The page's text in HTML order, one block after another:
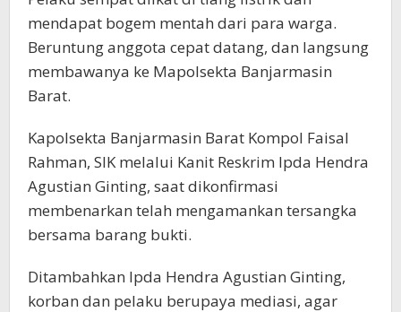
mendapat bogem mentah dari para warga.
Beruntung anggota cepat datang, dan langsung
membawanya ke Mapolsekta Banjarmasin
Barat.
Kapolsekta Banjarmasin Barat Kompol Faisal
Rahman, SIK melalui Kanit Reskrim Ipda Hendra
Agustian Ginting, saat dikonfirmasi
membenarkan telah mengamankan tersangka
bersama barang bukti.
Ditambahkan Ipda Hendra Agustian Ginting,
korban dan pelaku berupaya mediasi, agar